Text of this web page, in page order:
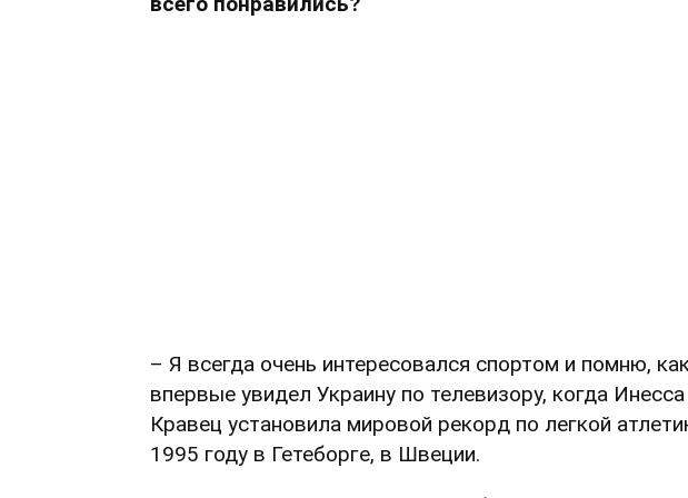
– Я всегда очень интересовался спортом и помню,
впервые увидел Украину по телевизору, когда Инесса
Кравец установила мировой рекорд по легкой
1995 году в Гетеборге, в Швеции.